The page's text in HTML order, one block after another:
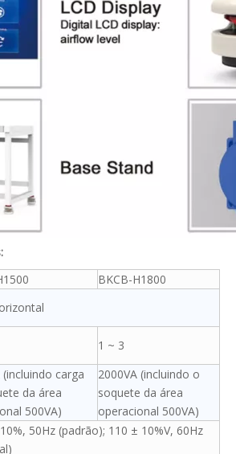
BKCB-H1800
1 ~ 3
(incluindo carga
da área
500VA)
2000VA (incluindo o
soquete da área
operacional 500VA)
50Hz (padrão); 110 ± 10%V, 60Hz